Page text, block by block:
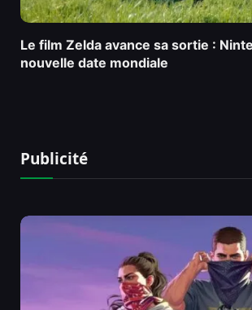
Le film Zelda avance sa sortie :
nouvelle date mondiale
Publicité